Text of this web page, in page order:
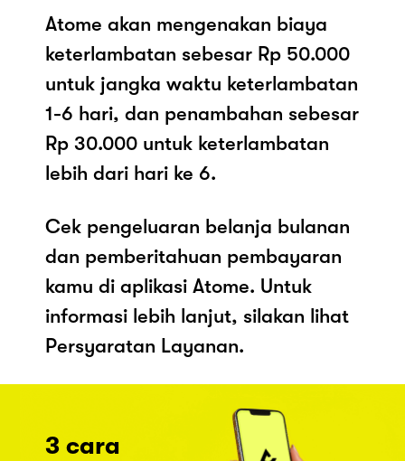
Atome akan mengenakan biaya
keterlambatan sebesar Rp 50.000
untuk jangka waktu keterlambatan
1-6 hari, dan penambahan sebesar
Rp 30.000 untuk keterlambatan
lebih dari hari ke 6.
Cek pengeluaran belanja bulanan
dan pemberitahuan pembayaran
kamu di aplikasi Atome. Untuk
informasi lebih lanjut, silakan lihat
Persyaratan Layanan.
3 cara